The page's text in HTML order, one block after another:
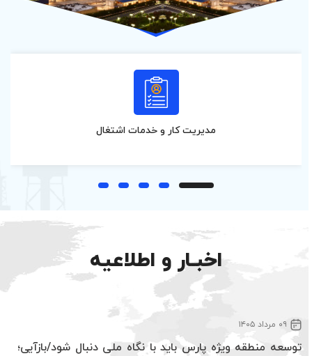
مدیریت کار و خدمات اشتغال
اخبـار و اطلاعیه
۰۹ مرداد ۱۴۰۵
توسعه منطقه با نقشه راه علمی و نگاه کلان‌نگر دنبال می‌شود